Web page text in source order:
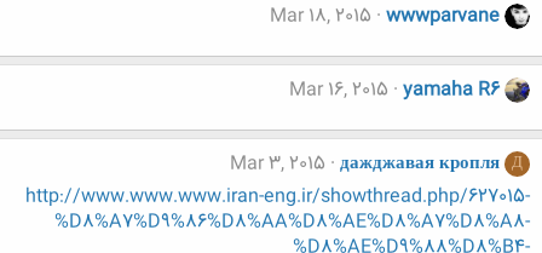
wwwparvane
Mar 18, 2015
yamaha R6
Mar 16, 2015
Д
дажджавая кропля
Mar 3, 2015
http://www.www.www.iran-eng.ir/showthread.php/627015-
%D8%A7%D9%86%D8%AA%D8%AE%D8%A7%D8%A8-